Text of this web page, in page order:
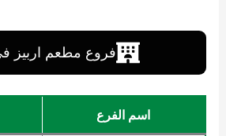
فروع مطعم اربيز
اسم الفرع